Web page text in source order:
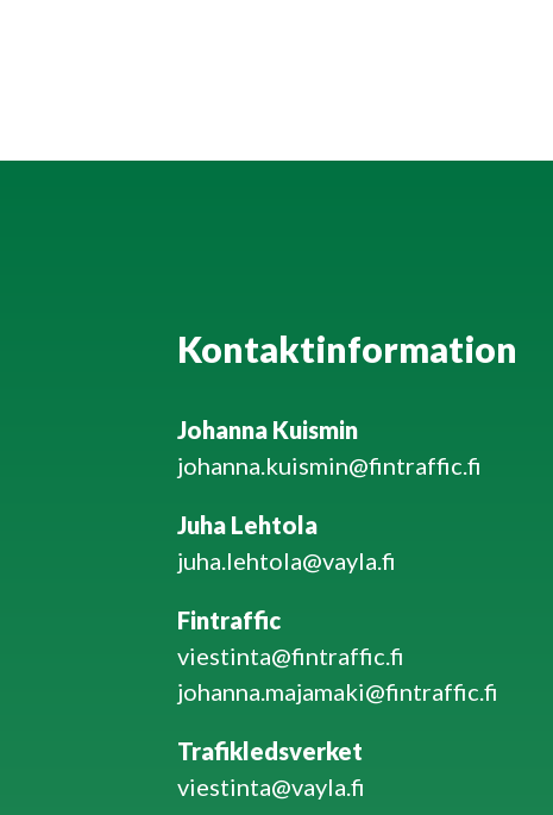
Kontaktinformation
Johanna Kuismin
johanna.kuismin@fintraffic.fi
Juha Lehtola
juha.lehtola@vayla.fi
Fintraffic
viestinta@fintraffic.fi
johanna.majamaki@fintraffic.fi
Trafikledsverket
viestinta@vayla.fi